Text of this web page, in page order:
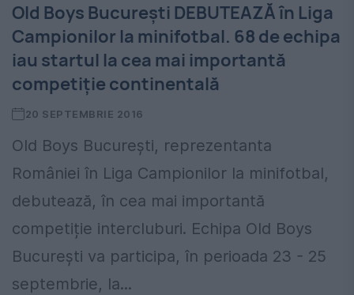
Old Boys București DEBUTEAZĂ în Liga
Campionilor la minifotbal. 68 de echipa
iau startul la cea mai importantă
competiție continentală
20 SEPTEMBRIE 2016
Old Boys București, reprezentanta
României în Liga Campionilor la minifotbal,
debutează, în cea mai importantă
competiție intercluburi. Echipa Old Boys
București va participa, în perioada 23 - 25
septembrie, la...